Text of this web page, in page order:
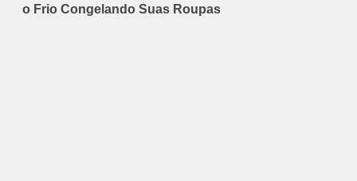
o Frio Congelando Suas Roupas